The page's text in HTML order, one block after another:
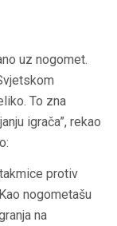
uz nogomet.
To zna
igrača”, rekao
protiv
nogometašu
na